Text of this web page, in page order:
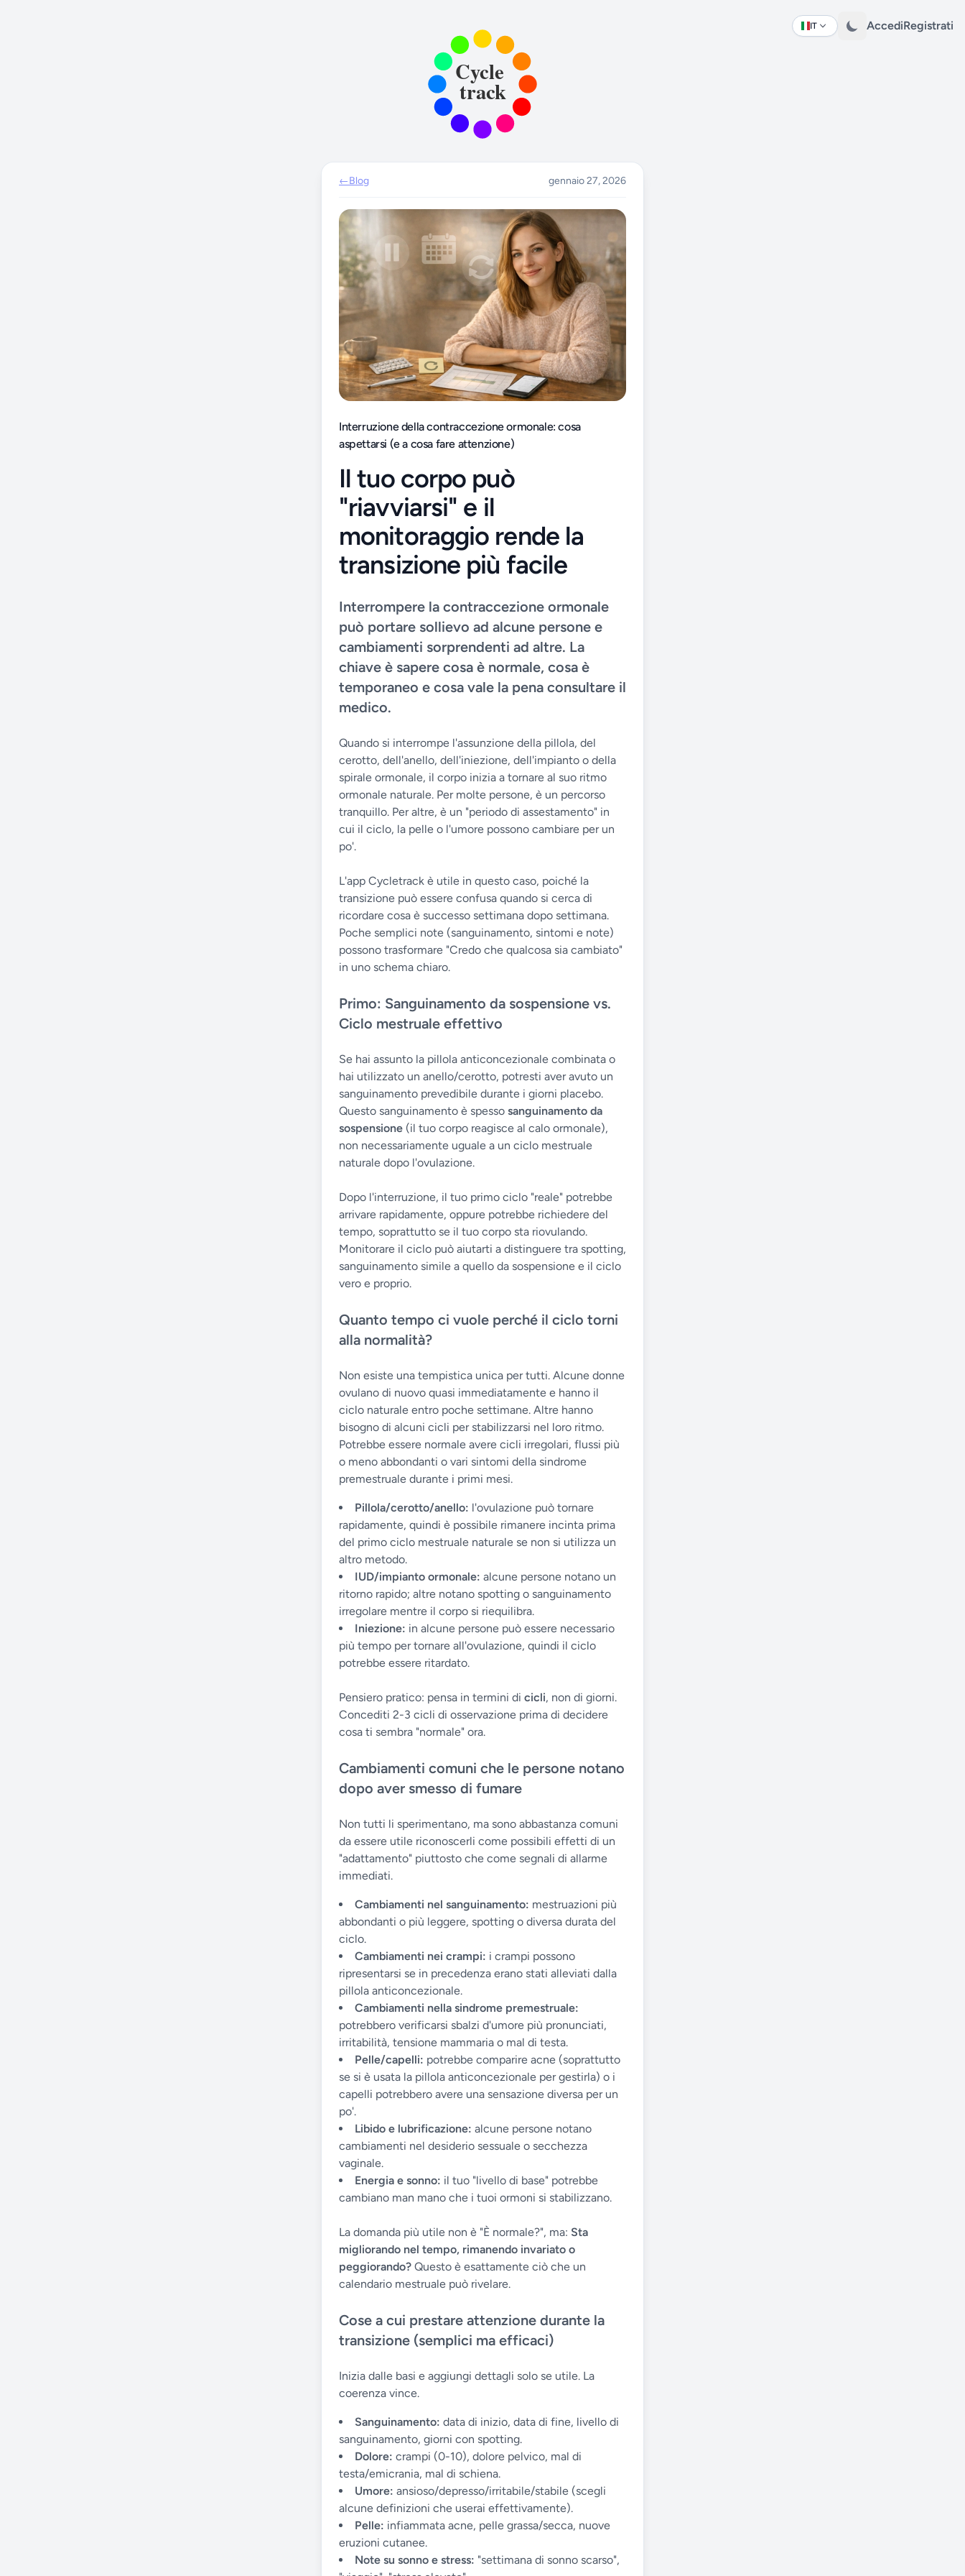
IT
Change languageAccediRegistrati
←Blog gennaio 27, 2026
Interruzione della contraccezione ormonale: cosa
aspettarsi (e a cosa fare attenzione)
Il tuo corpo può
"riavviarsi" e il
monitoraggio rende la
transizione più facile
Interrompere la contraccezione ormonale
può portare sollievo ad alcune persone e
cambiamenti sorprendenti ad altre. La
chiave è sapere cosa è normale, cosa è
temporaneo e cosa vale la pena consultare il
medico.
Quando si interrompe l'assunzione della pillola, del
cerotto, dell'anello, dell'iniezione, dell'impianto o della
spirale ormonale, il corpo inizia a tornare al suo ritmo
ormonale naturale. Per molte persone, è un percorso
tranquillo. Per altre, è un "periodo di assestamento" in
cui il ciclo, la pelle o l'umore possono cambiare per un
po'.
L'app Cycletrack è utile in questo caso, poiché la
transizione può essere confusa quando si cerca di
ricordare cosa è successo settimana dopo settimana.
Poche semplici note (sanguinamento, sintomi e note)
possono trasformare "Credo che qualcosa sia cambiato"
in uno schema chiaro.
Primo: Sanguinamento da sospensione vs.
Ciclo mestruale effettivo
Se hai assunto la pillola anticoncezionale combinata o
hai utilizzato un anello/cerotto, potresti aver avuto un
sanguinamento prevedibile durante i giorni placebo.
Questo sanguinamento è spesso sanguinamento da
sospensione (il tuo corpo reagisce al calo ormonale),
non necessariamente uguale a un ciclo mestruale
naturale dopo l'ovulazione.
Dopo l'interruzione, il tuo primo ciclo "reale" potrebbe
arrivare rapidamente, oppure potrebbe richiedere del
tempo, soprattutto se il tuo corpo sta riovulando.
Monitorare il ciclo può aiutarti a distinguere tra spotting,
sanguinamento simile a quello da sospensione e il ciclo
vero e proprio.
Quanto tempo ci vuole perché il ciclo torni
alla normalità?
Non esiste una tempistica unica per tutti. Alcune donne
ovulano di nuovo quasi immediatamente e hanno il
ciclo naturale entro poche settimane. Altre hanno
bisogno di alcuni cicli per stabilizzarsi nel loro ritmo.
Potrebbe essere normale avere cicli irregolari, flussi più
o meno abbondanti o vari sintomi della sindrome
premestruale durante i primi mesi.
Pillola/cerotto/anello: l'ovulazione può tornare
rapidamente, quindi è possibile rimanere incinta prima
del primo ciclo mestruale naturale se non si utilizza un
altro metodo.
IUD/impianto ormonale: alcune persone notano un
ritorno rapido; altre notano spotting o sanguinamento
irregolare mentre il corpo si riequilibra.
Iniezione: in alcune persone può essere necessario
più tempo per tornare all'ovulazione, quindi il ciclo
potrebbe essere ritardato.
Pensiero pratico: pensa in termini di cicli, non di giorni.
Concediti 2-3 cicli di osservazione prima di decidere
cosa ti sembra "normale" ora.
Cambiamenti comuni che le persone notano
dopo aver smesso di fumare
Non tutti li sperimentano, ma sono abbastanza comuni
da essere utile riconoscerli come possibili effetti di un
"adattamento" piuttosto che come segnali di allarme
immediati.
Cambiamenti nel sanguinamento: mestruazioni più
abbondanti o più leggere, spotting o diversa durata del
ciclo.
Cambiamenti nei crampi: i crampi possono
ripresentarsi se in precedenza erano stati alleviati dalla
pillola anticoncezionale.
Cambiamenti nella sindrome premestruale:
potrebbero verificarsi sbalzi d'umore più pronunciati,
irritabilità, tensione mammaria o mal di testa.
Pelle/capelli: potrebbe comparire acne (soprattutto
se si è usata la pillola anticoncezionale per gestirla) o i
capelli potrebbero avere una sensazione diversa per un
po'.
Libido e lubrificazione: alcune persone notano
cambiamenti nel desiderio sessuale o secchezza
vaginale.
Energia e sonno: il tuo "livello di base" potrebbe
cambiano man mano che i tuoi ormoni si stabilizzano.
La domanda più utile non è "È normale?", ma: Sta
migliorando nel tempo, rimanendo invariato o
peggiorando? Questo è esattamente ciò che un
calendario mestruale può rivelare.
Cose a cui prestare attenzione durante la
transizione (semplici ma efficaci)
Inizia dalle basi e aggiungi dettagli solo se utile. La
coerenza vince.
Sanguinamento: data di inizio, data di fine, livello di
sanguinamento, giorni con spotting.
Dolore: crampi (0-10), dolore pelvico, mal di
testa/emicrania, mal di schiena.
Umore: ansioso/depresso/irritabile/stabile (scegli
alcune definizioni che userai effettivamente).
Pelle: infiammata acne, pelle grassa/secca, nuove
eruzioni cutanee.
Note su sonno e stress: "settimana di sonno scarso",